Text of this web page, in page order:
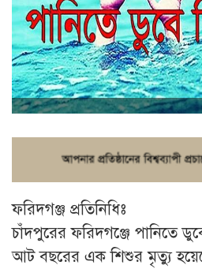
ফরিদগঞ্জ প্রতিনিধিঃ
চাঁদপুরের ফরিদগঞ্জে পানিতে
আট বছরের এক শিশুর মৃত্যু